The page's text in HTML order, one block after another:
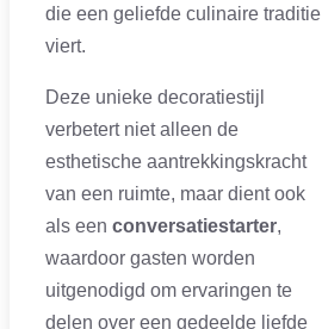
die een geliefde culinaire traditie
viert.
Deze unieke decoratiestijl
verbetert niet alleen de
esthetische aantrekkingskracht
van een ruimte, maar dient ook
als een conversatiestarter,
waardoor gasten worden
uitgenodigd om ervaringen te
delen over een gedeelde liefde